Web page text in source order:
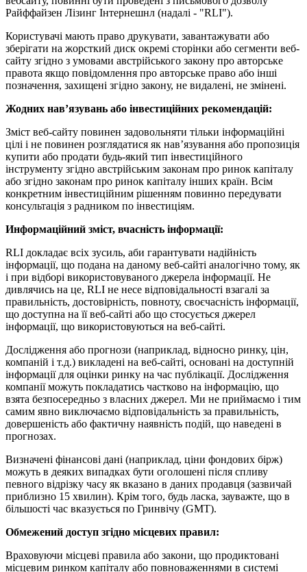
Райффайзен Лізинг Інтернешнл (надалі - "RLI").
Користувачі мають право друкувати, завантажувати або
зберігати на жорсткий диск окремі сторінки або сегменти веб-
сайту згідно з умовами австрійського закону про авторське
правота якщо повідомлення про авторське право або інші
позначення, захищені згідно закону, не видалені, не змінені.
Жодних нав’язувань або інвестиційних рекомендацій:
Зміст веб-сайту повинен задовольняти тільки інформаційні
цілі і не повинен розглядатися як нав’язування або пропозиція
купити або продати будь-який тип інвестиційного
інструменту згідно австрійським законам про ринок капіталу
або згідно законам про ринок капіталу інших країн. Всім
конкретним інвестиційним рішенням повинно передувати
консультація з радником по інвестиціям.
Информаційний зміст, вчасність інформації:
RLI докладає всіх зусиль, аби гарантувати надійність
інформації, що подана на даному веб-сайті аналогічно тому, як
і при відборі використовуваного джерела інформації. Не
дивлячись на це, RLI не несе відповідальності взагалі за
правильність, достовірність, повноту, своєчасність інформації,
що доступна на її веб-сайті або що стосується джерел
інформації, що використовуються на веб-сайті.
Дослідження або прогнози (наприклад, відносно ринку, цін,
компаній і т.д.) викладені на веб-сайті, основані на доступній
інформації для оцінки ринку на час публікації. Дослідження
компанії можуть покладатись частково на інформацію, що
взята безпосередньо з власних джерел. Ми не приймаємо і тим
самим явно виключаємо відповідальність за правильність,
довершеність або фактичну наявність подій, що наведені в
прогнозах.
Визначені фінансові дані (наприклад, ціни фондових бірж)
можуть в деяких випадках бути оголошені після спливу
певного відрізку часу як вказано в даних продавця (зазвичай
приблизно 15 хвилин). Крім того, будь ласка, зауважте, що в
більшості час вказується по Гринвічу (GMT).
Обмежений доступ згідно місцевих правил:
Враховуючи місцеві правила або закони, що продиктовані
місцевим ринком капіталу або повноваженнями в системі